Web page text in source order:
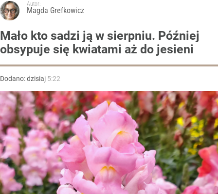
Autor:
Magda Grefkowicz
Mało kto sadzi ją w sierpniu. Później
obsypuje się kwiatami aż do jesieni
Dodano:dzisiaj 5:22